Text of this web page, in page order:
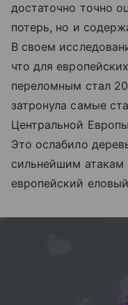
достаточно точно
потерь, но и
В своем
что для
переломным стал
затронула самые
Центральной
Это ослабило
сильнейшим атакам
европейский